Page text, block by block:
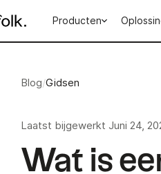
Producten
Blog/Gidsen
Laatst bijgewerkt Juni 24,
Wat is